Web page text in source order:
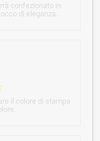
confezionato in
di eleganza.
il colore di stampa